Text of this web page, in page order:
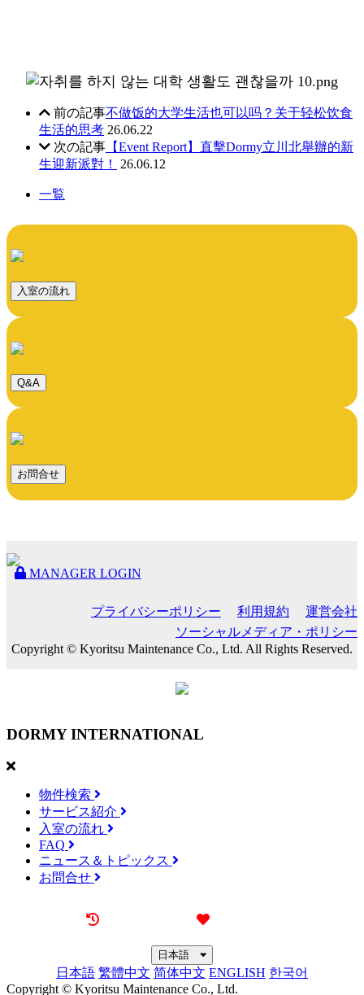
前の記事不做饭的大学生活也可以吗？关于轻松饮食
生活的思考 26.06.22
次の記事 【Event Report】直擊Dormy立川北舉辦的新
生迎新派對！
26.06.12
一覧
入室の流れ
Q&A
お問合せ
MANAGER LOGIN
プライバシーポリシー 利用規約
運営会社
ソーシャルメディア・ポリシー
Copyright © Kyoritsu Maintenance Co., Ltd. All Rights Reserved.
DORMY INTERNATIONAL
物件検索
サービス紹介
入室の流れ
FAQ
ニュース＆トピックス
お問合せ
日本語
日本語 繁體中文 简体中文 ENGLISH 한국어
Copyright © Kyoritsu Maintenance Co., Ltd.